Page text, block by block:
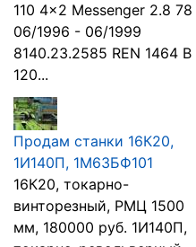
110 4x2 Messenger 2.8 78
06/1996 - 06/1999
8140.23.2585 REN 1464 B
120...
Продам станки 16К20,
1И140П, 1М63БФ101
16К20, токарно-
винторезный, РМЦ 1500
мм, 180000 руб. 1И140П,